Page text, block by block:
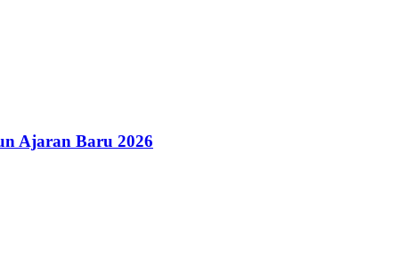
Ajaran Baru 2026